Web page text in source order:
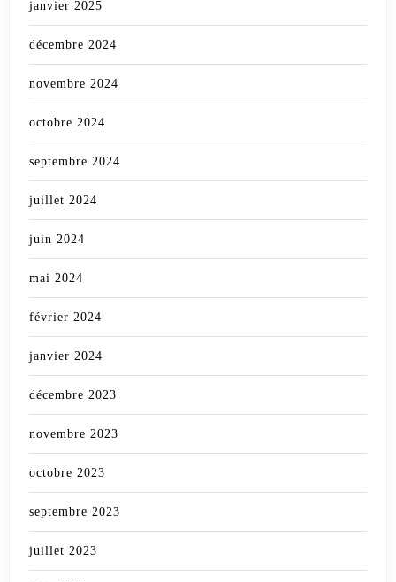
janvier 2025
décembre 2024
novembre 2024
octobre 2024
septembre 2024
juillet 2024
juin 2024
mai 2024
février 2024
janvier 2024
décembre 2023
novembre 2023
octobre 2023
septembre 2023
juillet 2023